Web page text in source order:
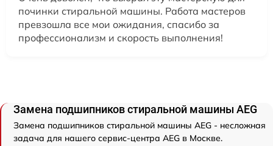
починки стиральной машины. Работа мастеров
превзошла все мои ожидания, спасибо за
профессионализм и скорость выполнения!
Замена подшипников стиральной машины AEG
Замена подшипников стиральной машины AEG - несложная
задача для нашего сервис-центра AEG в Москве.